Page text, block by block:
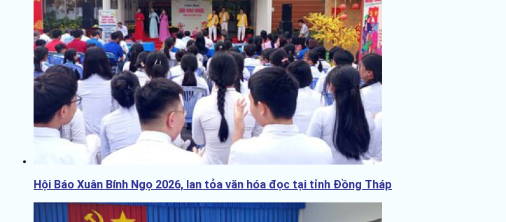
Hội Báo Xuân Bính Ngọ 2026, lan tỏa văn hóa đọc tại tỉnh Đồng Tháp